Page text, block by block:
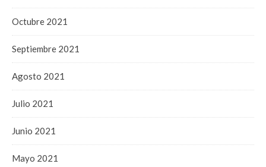
Octubre 2021
Septiembre 2021
Agosto 2021
Julio 2021
Junio 2021
Mayo 2021